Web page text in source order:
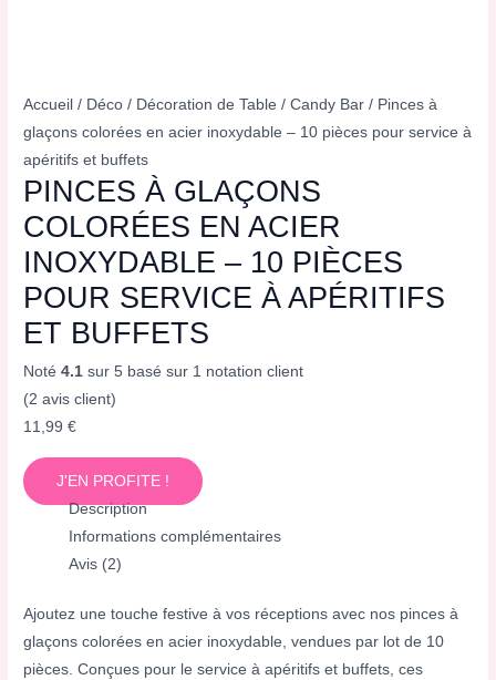
Accueil / Déco / Décoration de Table /Candy Bar / Pinces à
glaçons colorées en acier inoxydable – 10 pièces pour service à
apéritifs et buffets
PINCES À GLAÇONS
COLORÉES EN ACIER
INOXYDABLE – 10 PIÈCES
POUR SERVICE À APÉRITIFS
ET BUFFETS
Noté4.1 sur 5 basé sur 1 notation client
(2 avis client)
11,99€
J'EN PROFITE !
Description
Informations complémentaires
Avis (2)
Ajoutez une touche festive à vos réceptions avec nos pinces à
glaçons colorées en acier inoxydable, vendues par lot de 10
pièces. Conçues pour le service à apéritifs et buffets, ces